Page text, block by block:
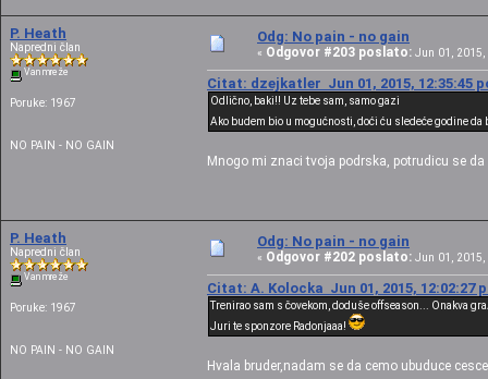
P. Heath
Napredni član
Van mreže
Poruke: 1967
NO PAIN - NO GAIN
Odg: No pain - no gain
« Odgovor #203 poslato: Jun 01, 2015,
Citat: dzejkatler Jun 01, 2015, 12:35:45
Odlično, baki!! Uz tebe sam, samo gazi
Ako budem bio u mogućnosti, doći ću sledeće godine
Mnogo mi znaci tvoja podrska, potrudicu se
P. Heath
Napredni član
Van mreže
Poruke: 1967
NO PAIN - NO GAIN
Odg: No pain - no gain
« Odgovor #202 poslato: Jun 01, 2015,
Citat: A. Kolocka Jun 01, 2015, 12:02:27
Trenirao sam s čovekom, doduše offseason... Onakva
Juri te sponzore Radonjaaa!
Hvala bruder,nadam se da cemo ubuduce